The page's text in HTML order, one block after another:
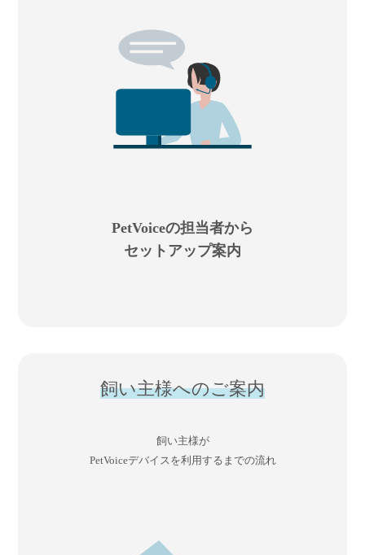
PetVoiceの担当者から
セットアップ案内
飼い主様へのご案内
飼い主様が
PetVoiceデバイスを利用するまでの流れ